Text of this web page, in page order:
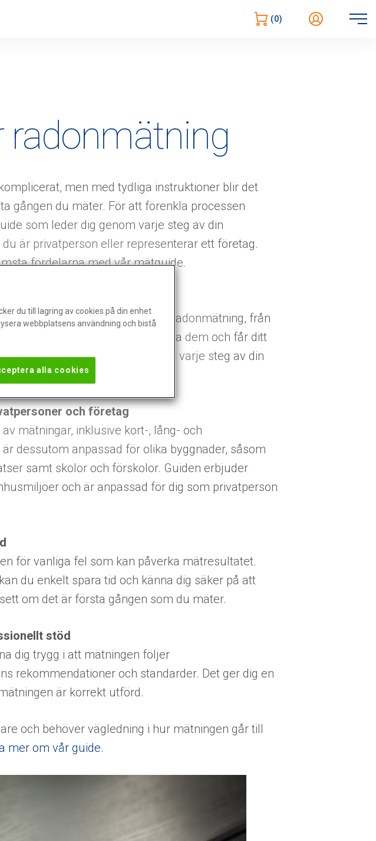
(0)
Öppna
navigering
radonmätning
men med tydliga instruktioner blir det
gången du mäter. För att förenkla processen
som leder dig genom varje steg av din
är privatperson eller representerar ett företag.
fördelarna med vår mätguide.
för steg
hur du genomför en korrekt radonmätning, från
till dess att du skickar tillbaka dem och får ditt
får du en tydlig överblick över varje steg av din
och företag
mätningar, inklusive kort-, lång- och
dessutom anpassad för olika byggnader, såsom
samt skolor och förskolor. Guiden erbjuder
och är anpassad för dig som privatperson
för vanliga fel som kan påverka mätresultatet.
du enkelt spara tid och känna dig säker på att
om det är första gången som du mäter.
stöd
dig trygg i att mätningen följer
rekommendationer och standarder. Det ger dig en
är korrekt utförd.
och behöver vägledning i hur mätningen går till
mer om vår guide.
du till lagring av cookies på din enhet
webbplatsens användning och bistå
alla cookies